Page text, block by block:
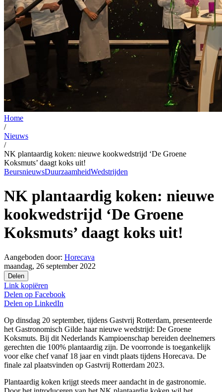
Home
/
Nieuws
/
NK plantaardig koken: nieuwe kookwedstrijd ‘De Groene
Koksmuts’ daagt koks uit!
BeursnieuwsDuurzaamheidWedstrijden
NK plantaardig koken: nieuwe
kookwedstrijd ‘De Groene
Koksmuts’ daagt koks uit!
Aangeboden door: Horecava
maandag, 26 september 2022
Delen
Link kopiëren
Delen op Facebook
Delen op LinkedIn
Op dinsdag 20 september, tijdens Gastvrij Rotterdam, presenteerde
het Gastronomisch Gilde haar nieuwe wedstrijd: De Groene
Koksmuts. Bij dit Nederlands Kampioenschap bereiden deelnemers
gerechten die 100% plantaardig zijn. De voorronde is toegankelijk
voor elke chef vanaf 18 jaar en vindt plaats tijdens Horecava. De
finale zal plaatsvinden op Gastvrij Rotterdam 2023.
Plantaardig koken krijgt steeds meer aandacht in de gastronomie.